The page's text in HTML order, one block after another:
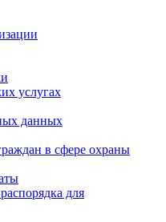
услугах
данных
в сфере охраны
для